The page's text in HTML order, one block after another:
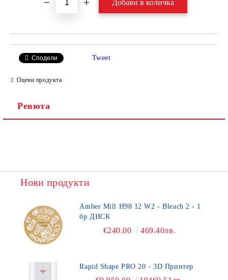
Сподели Tweet
Оцени продукта
Ревюта
Нови продукти
Amber Mill H98 12 W2 - Bleach 2 - 1
бр ДИСК
€240.00 469.40лв.
Rapid Shape PRO 20 - 3D Принтер